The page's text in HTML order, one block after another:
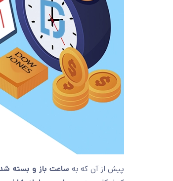
پیش از آن که به ساعت باز و بسته